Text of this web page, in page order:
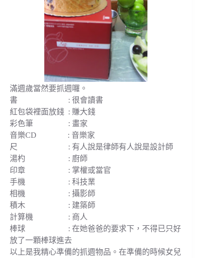
滿週歲當然要抓週囉。
書 : 很會讀書
紅包袋裡面放錢 : 賺大錢
彩色筆 : 畫家
音樂CD : 音樂家
尺 : 有人說是律師有人說是設計師
湯杓 : 廚師
印章 : 掌權或當官
手機 : 科技業
相機 : 攝影師
積木 : 建築師
計算機 : 商人
棒球 : 在她爸爸的要求下，不得已只好
放了一顆棒球進去
以上是我精心準備的抓週物品。在準備的時候女兒